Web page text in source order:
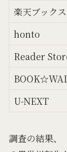
楽天ブックス
honto
Reader
U-NEXT
調査の結果、